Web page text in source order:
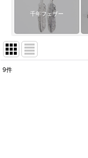
千年フェザー
9件